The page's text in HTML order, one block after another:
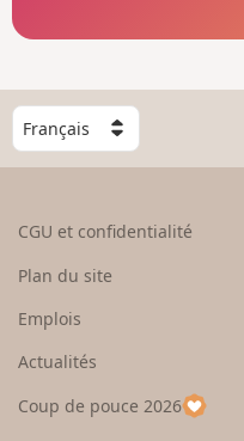
C
h
o
e
u
p
CGU et confidentialité
Plan du site
Emplois
Actualités
Coup de pouce 2026